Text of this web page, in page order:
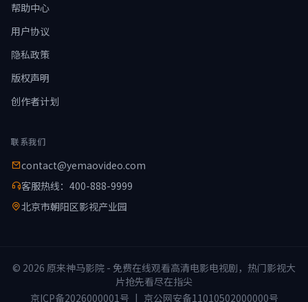
帮助中心
用户协议
隐私政策
版权声明
创作者计划
联系我们
contact@yemaovideo.com
客服热线：400-888-9999
北京市朝阳区影视产业园
© 2026 原来神马影院 - 免费在线观看高清电影电视剧，热门影视大
片抢先看尽在指尖
京ICP备2026000001号 | 京公网安备11010502000000号